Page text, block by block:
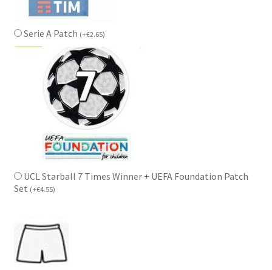
Serie A Patch (+€2.65)
UCL Starball 7 Times Winner + UEFA Foundation Patch
Set (+€4.55)